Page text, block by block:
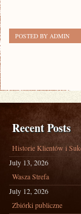
POSTED BY ADMIN
Recent Posts
Historie Klientów i
July 13, 2026
Wasza Strefa
July 12, 2026
Zbiórki publiczne